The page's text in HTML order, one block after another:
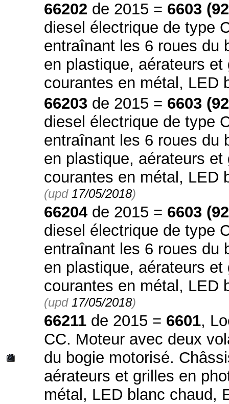
66202 de 2015 = 6603
diesel électrique de type
entraînant les 6 roues du
en plastique, aérateurs
courantes en métal, LED
66203 de 2015 = 6603
diesel électrique de type
entraînant les 6 roues du
en plastique, aérateurs
courantes en métal, LED
(upd 17/05/2018)
66204 de 2015 = 6603
diesel électrique de type
entraînant les 6 roues du
en plastique, aérateurs
courantes en métal, LED
(upd 17/05/2018)
66211 de 2015 = 6601,
CC. Moteur avec deux
du bogie motorisé.
aérateurs et grilles en
métal, LED blanc chaud,